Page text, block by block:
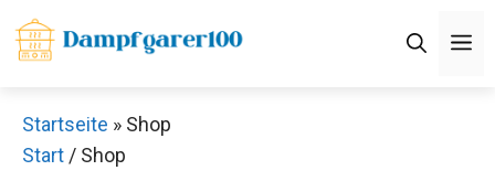
Zum
Inhalt
Startseite » Shop
Start / Shop